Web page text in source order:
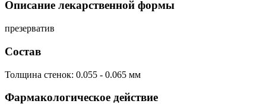
Описание лекарственной формы
презерватив
Состав
Толщина стенок: 0.055 - 0.065 мм
Фармакологическое действие